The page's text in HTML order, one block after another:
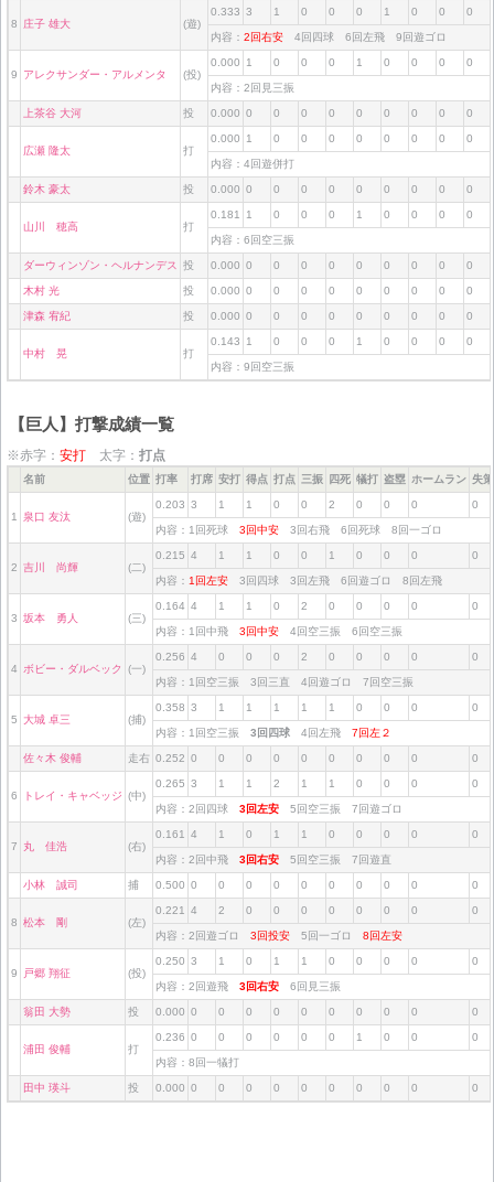
8 庄子 雄大 (遊)
0.333 3 1 0 0 0 1 0 0 0
内容： 2回右安 4回四球 6回左飛 9回遊ゴロ
9 アレクサンダー・アルメンタ (投)
0.000 1 0 0 0 1 0 0 0 0
内容：2回見三振
上茶谷 大河 投 0.000 0 0 0 0 0 0 0 0 0
広瀬 隆太 打
0.000 1 0 0 0 0 0 0 0 0
内容：4回遊併打
鈴木 豪太 投 0.000 0 0 0 0 0 0 0 0 0
山川 穂高 打
0.181 1 0 0 0 1 0 0 0 0
内容：6回空三振
ダーウィンゾン・ヘルナンデス 投 0.000 0 0 0 0 0 0 0 0 0
木村 光 投 0.000 0 0 0 0 0 0 0 0 0
津森 宥紀 投 0.000 0 0 0 0 0 0 0 0 0
中村 晃 打
0.143 1 0 0 0 1 0 0 0 0
内容：9回空三振
【巨人】打撃成績一覧
※赤字： 安打 太字： 打点
名前 位置 打率 打席 安打 得点 打点 三振 四死 犠打 盗塁 ホームラン 失策
1 泉口 友汰 (遊)
0.203 3 1 1 0 0 2 0 0 0 0
内容：1回死球 3回中安 3回右飛 6回死球 8回一ゴロ
2 吉川 尚輝 (二)
0.215 4 1 1 0 0 1 0 0 0 0
内容： 1回左安 3回四球 3回左飛 6回遊ゴロ 8回左飛
3 坂本 勇人 (三)
0.164 4 1 1 0 2 0 0 0 0 0
内容：1回中飛 3回中安 4回空三振 6回空三振
4 ボビー・ダルベック (一)
0.256 4 0 0 0 2 0 0 0 0 0
内容：1回空三振 3回三直 4回遊ゴロ 7回空三振
5 大城 卓三 (捕)
0.358 3 1 1 1 1 1 0 0 0 0
内容：1回空三振 3回四球 4回左飛 7回左２
佐々木 俊輔 走右 0.252 0 0 0 0 0 0 0 0 0 0
6 トレイ・キャベッジ (中)
0.265 3 1 1 2 1 1 0 0 0 0
内容：2回四球 3回左安 5回空三振 7回遊ゴロ
7 丸 佳浩 (右)
0.161 4 1 0 1 1 0 0 0 0 0
内容：2回中飛 3回右安 5回空三振 7回遊直
小林 誠司 捕 0.500 0 0 0 0 0 0 0 0 0 0
8 松本 剛 (左)
0.221 4 2 0 0 0 0 0 0 0 0
内容：2回遊ゴロ 3回投安 5回一ゴロ 8回左安
9 戸郷 翔征 (投)
0.250 3 1 0 1 1 0 0 0 0 0
内容：2回遊飛 3回右安 6回見三振
翁田 大勢 投 0.000 0 0 0 0 0 0 0 0 0 0
浦田 俊輔 打
0.236 0 0 0 0 0 0 1 0 0 0
内容：8回一犠打
田中 瑛斗 投 0.000 0 0 0 0 0 0 0 0 0 0